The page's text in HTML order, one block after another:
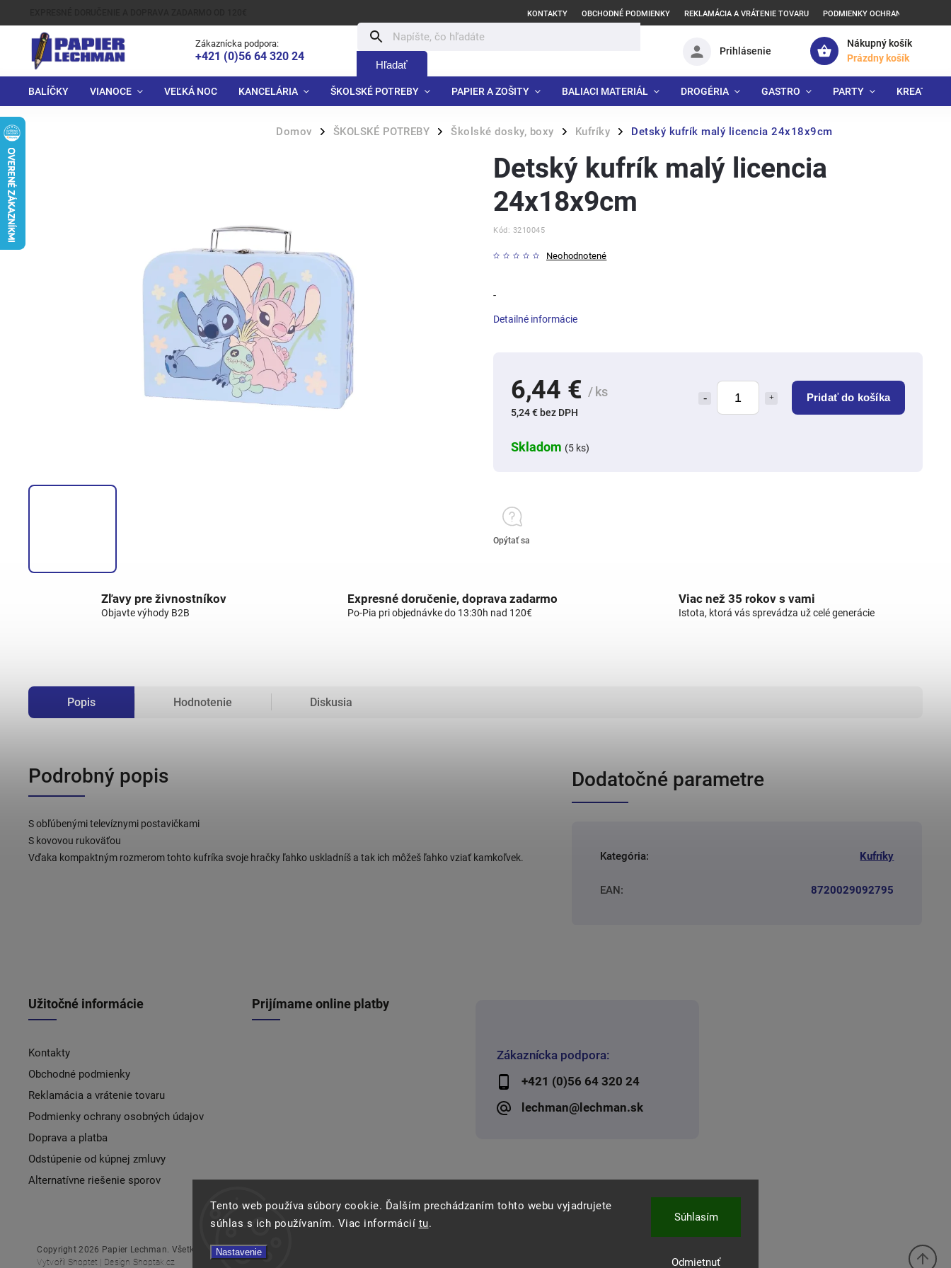
Tento web používa súbory cookie. Ďalším prechádzaním tohto webu vyjadrujete
súhlas s ich používaním. Viac informácií tu.
Nastavenie
Odmietnuť
Súhlasím
KONTAKTY OBCHODNÉ PODMIENKY REKLAMÁCIA A VRÁTENIE TOVARU PODMIENKY OCHRANY
Zákaznícka podpora:
+421 (0)56 64 320 24
Hľadať
Nákupný košík
Prázdny košík
Prihlásenie
BALÍČKY VIANOCE VEĽKÁ NOC KANCELÁRIA ŠKOLSKÉ POTREBY PAPIER A ZOŠITY BALIACI MATERIÁL DROGÉRIA GASTRO PARTY
Domov / ŠKOLSKÉ POTREBY / Školské dosky, boxy / Kufríky / Detský kufrík malý licencia 24x18x9cm
6,44 € / ks
5,24 € bez DPH
Pridať do košíka
Skladom (5 ks)
Detský kufrík malý licencia
24x18x9cm
Kód: 3210045
Neohodnotené
-
Detailné informácie
Opýtať sa
Zľavy pre živnostníkov
Objavte výhody B2B
Expresné doručenie, doprava zadarmo
Po-Pia pri objednávke do 13:30h nad 120€
Viac než 35 rokov s vami
Istota, ktorá vás sprevádza už celé generácie
Popis Hodnotenie Diskusia
Podrobný popis
S obľúbenými televíznymi postavičkami
S kovovou rukoväťou
Vďaka kompaktným rozmerom tohto kufríka svoje hračky ľahko uskladníš a tak ich môžeš ľahko vziať kamkoľvek.
Dodatočné parametre
Kategória: Kufríky
EAN: 8720029092795
Zákaznícka podpora:
+421 (0)56 64 320 24
lechman@lechman.sk
Užitočné informácie
Kontakty
Obchodné podmienky
Reklamácia a vrátenie tovaru
Podmienky ochrany osobných údajov
Doprava a platba
Odstúpenie od kúpnej zmluvy
Alternatívne riešenie sporov
Prijímame online platby
Copyright 2026 Papier Lechman . Všetky práva vyhradené.
Vytvořil Shoptet | Design Shoptak.cz